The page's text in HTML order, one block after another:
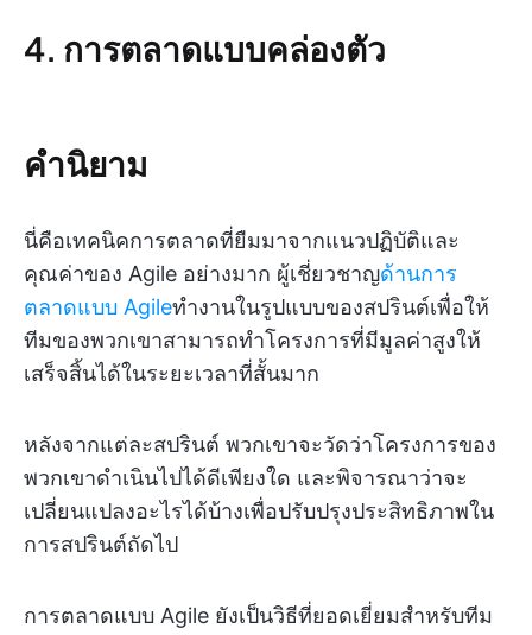
4. การตลาดแบบคล่องตัว
คำนิยาม
นี่คือเทคนิคการตลาดที่ยืมมาจากแนวปฏิบัติและ
คุณค่าของ Agile อย่างมาก ผู้เชี่ยวชาญด้านการ
ตลาดแบบ Agileทำงานในรูปแบบของสปรินต์เพื่อให้
ทีมของพวกเขาสามารถทำโครงการที่มีมูลค่าสูงให้
เสร็จสิ้นได้ในระยะเวลาที่สั้นมาก
หลังจากแต่ละสปรินต์ พวกเขาจะวัดว่าโครงการของ
พวกเขาดำเนินไปได้ดีเพียงใด และพิจารณาว่าจะ
เปลี่ยนแปลงอะไรได้บ้างเพื่อปรับปรุงประสิทธิภาพใน
การสปรินต์ถัดไป
การตลาดแบบ Agile ยังเป็นวิธีที่ยอดเยี่ยมสำหรับทีม